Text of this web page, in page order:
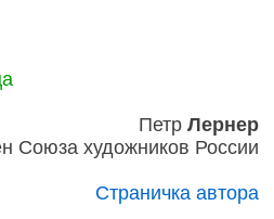
Петр Лернер
Союза художников России
Страничка автора